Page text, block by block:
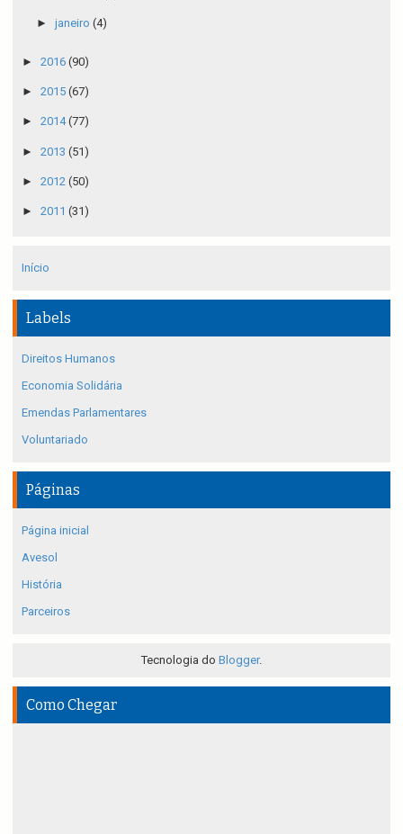
► janeiro (4)
► 2016 (90)
► 2015 (67)
► 2014(77)
► 2013 (51)
► 2012 (50)
► 2011 (31)
Início
Labels
Direitos Humanos
Economia Solidária
Emendas Parlamentares
Voluntariado
Páginas
Página inicial
Avesol
História
Parceiros
Tecnologia do Blogger.
Como Chegar